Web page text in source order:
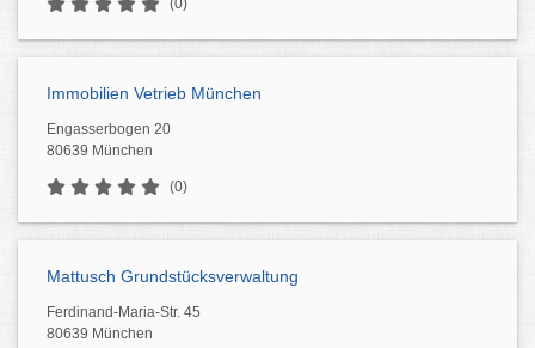
(0)
Immobilien Vetrieb München
Engasserbogen 20
80639 München
(0)
Mattusch Grundstücksverwaltung
Ferdinand-Maria-Str. 45
80639 München